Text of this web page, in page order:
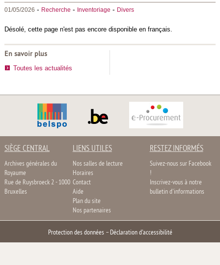
01/05/2026 - Recherche - Inventoriage - Divers
Désolé, cette page n'est pas encore disponible en français.
En savoir plus
Toutes les actualités
SIÈGE CENTRAL
Archives générales du
Royaume
Rue de Ruysbroeck 2 - 1000
Bruxelles
LIENS UTILES
Nos salles de lecture
Horaires
Contact
Aide
Plan du site
Nos partenaires
RESTEZ INFORMÉS
Suivez-nous sur Facebook
!
Inscrivez-vous à notre
bulletin d'informations
Protection des données– Déclaration d'accessibilité